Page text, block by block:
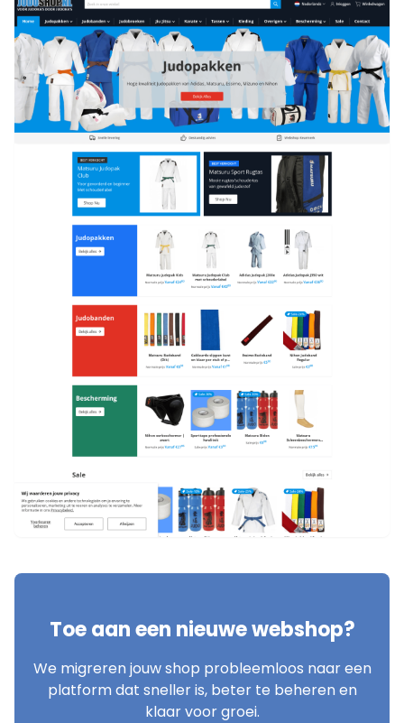
Toe aan een nieuwe webshop?
We migreren jouw shop probleemloos naar een
platform dat sneller is, beter te beheren en
klaar voor groei.